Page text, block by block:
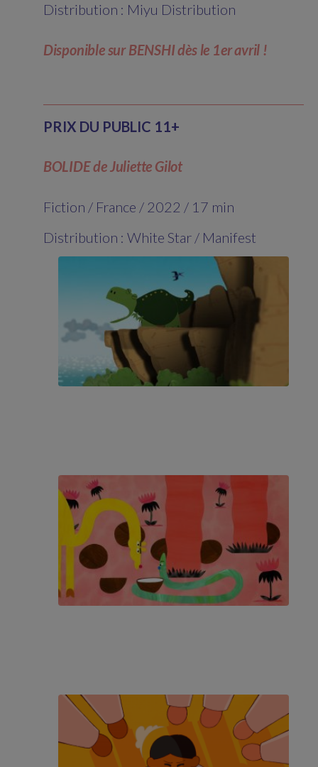
Distribution : Miyu Distribution
Disponible sur BENSHI dès le 1er avril !
PRIX DU PUBLIC 11+
BOLIDE de Juliette Gilot
Fiction / France / 2022 / 17 min
Distribution : White Star / Manifest